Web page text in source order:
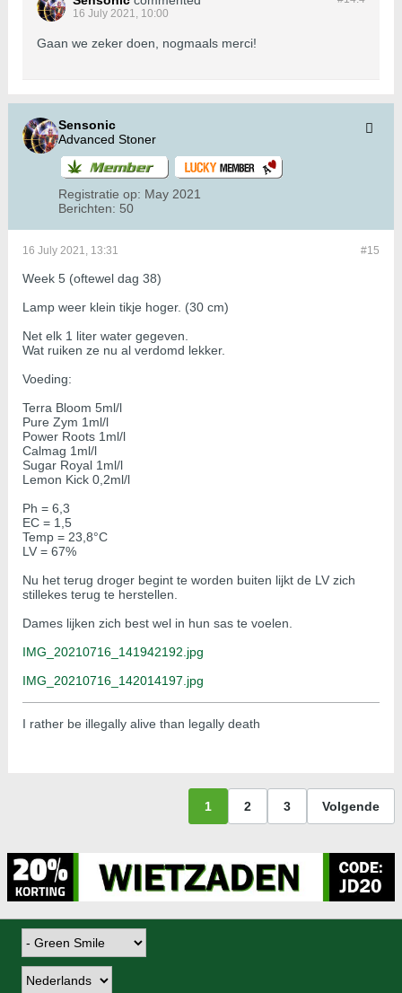
16 July 2021, 10:00
Gaan we zeker doen, nogmaals merci!
Sensonic
Advanced Stoner
Registratie op: May 2021
Berichten: 50
#15
16 July 2021, 13:31
Week 5 (oftewel dag 38)
Lamp weer klein tikje hoger. (30 cm)
Net elk 1 liter water gegeven.
Wat ruiken ze nu al verdomd lekker.
Voeding:
Terra Bloom 5ml/l
Pure Zym 1ml/l
Power Roots 1ml/l
Calmag 1ml/l
Sugar Royal 1ml/l
Lemon Kick 0,2ml/l
Ph = 6,3
EC = 1,5
Temp = 23,8°C
LV = 67%
Nu het terug droger begint te worden buiten lijkt de LV zich
stillekes terug te herstellen.
Dames lijken zich best wel in hun sas te voelen.
IMG_20210716_141942192.jpg
IMG_20210716_142014197.jpg
I rather be illegally alive than legally death
1 2 3 Volgende